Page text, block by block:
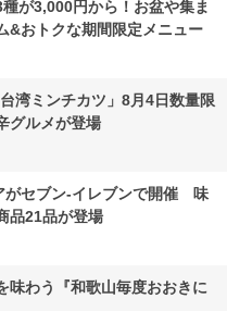
が3,000円から！お盆や集ま
&おトクな期間限定メニュー
湾ミンチカツ」8月4日数量限
グルメが登場
がセブン-イレブンで開催 味
品21品が登場
味わう『和歌山毎度おおきに